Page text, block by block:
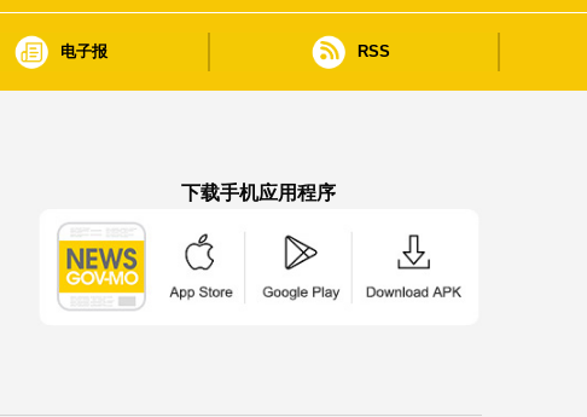
电子报 RSS
下载手机应用程序